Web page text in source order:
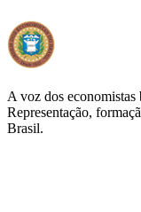
A voz dos economistas
Representação,
Brasil.